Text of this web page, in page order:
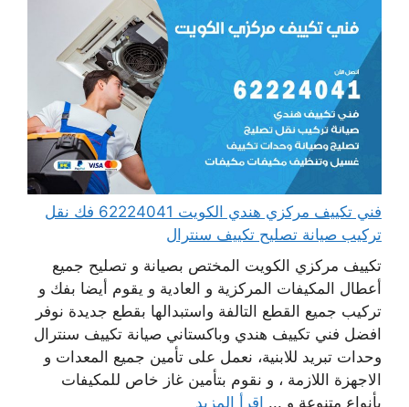
فني تكييف مركزي هندي الكويت 62224041 فك نقل
تركيب صيانة تصليح تكييف سنترال
تكييف مركزي الكويت المختص بصيانة و تصليح جميع
أعطال المكيفات المركزية و العادية و يقوم أيضا بفك و
تركيب جميع القطع التالفة واستبدالها بقطع جديدة نوفر
افضل فني تكييف هندي وباكستاني صيانة تكييف سنترال
وحدات تبريد للابنية، نعمل على تأمين جميع المعدات و
الاجهزة اللازمة ، و نقوم بتأمين غاز خاص للمكيفات
بأنواع متنوعة و ... اقرأ المزيد